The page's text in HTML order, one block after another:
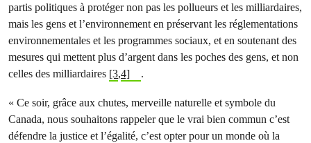
partis politiques à protéger non pas les pollueurs et les milliardaires,
mais les gens et l’environnement en préservant les réglementations
environnementales et les programmes sociaux, et en soutenant des
mesures qui mettent plus d’argent dans les poches des gens, et non
celles des milliardaires [3,4] .
« Ce soir, grâce aux chutes, merveille naturelle et symbole du
Canada, nous souhaitons rappeler que le vrai bien commun c’est
défendre la justice et l’égalité, c’est opter pour un monde où la